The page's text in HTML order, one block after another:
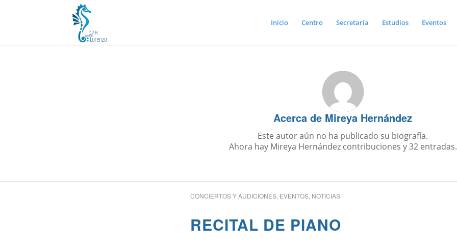
Inicio Centro Secretaría Estudios Eventos
Acerca de Mireya Hernández
Este autor aún no ha publicado su biografía.
Ahora hay Mireya Hernándezcontribuciones y 32 entradas.
CONCIERTOS Y AUDICIONES, EVENTOS, NOTICIAS
RECITAL DE PIANO